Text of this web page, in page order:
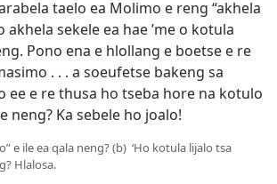
taelo ea Molimo e reng “akhela
akhela sekele ea hae ’me o kotula
Pono ena e hlollang e boetse e re
. . . a soeufetse bakeng sa
ee e re thusa ho tseba hore na kotulo
neng? Ka sebele ho joalo!
e ile ea qala neng? (b) ‘Ho kotula lijalo tsa
Hlalosa.